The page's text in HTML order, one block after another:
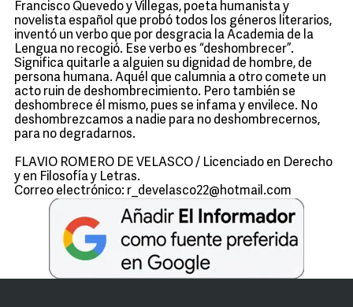
Francisco Quevedo y Villegas, poeta humanista y
novelista español que probó todos los géneros literarios,
inventó un verbo que por desgracia la Academia de la
Lengua no recogió. Ese verbo es “deshombrecer”.
Significa quitarle a alguien su dignidad de hombre, de
persona humana. Aquél que calumnia a otro comete un
acto ruin de deshombrecimiento. Pero también se
deshombrece él mismo, pues se infama y envilece. No
deshombrezcamos a nadie para no deshombrecernos,
para no degradarnos.
FLAVIO ROMERO DE VELASCO / Licenciado en Derecho
y en Filosofía y Letras.
Correo electrónico: r_develasco22@hotmail.com